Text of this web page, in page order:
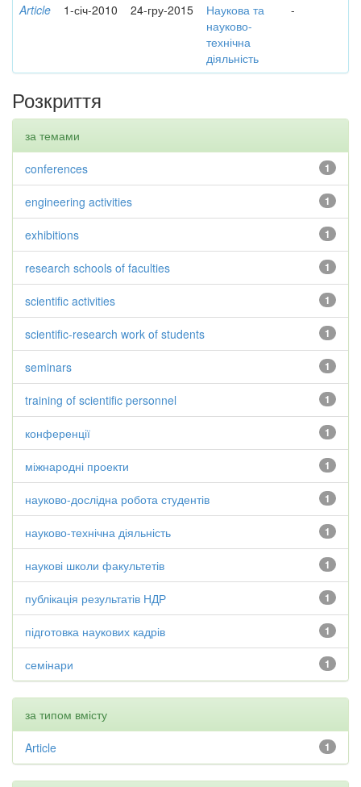
Article 1-січ-2010 24-гру-2015
Наукова та
науково-
технічна
діяльність
-
Розкриття
за темами
1
conferences
1
engineering activities
1
exhibitions
1
research schools of faculties
1
scientific activities
1
scientific-research work of students
1
seminars
1
training of scientific personnel
1
конференції
1
міжнародні проекти
1
науково-дослідна робота студентів
1
науково-технічна діяльність
1
наукові школи факультетів
1
публікація результатів НДР
1
підготовка наукових кадрів
1
семінари
за типом вмісту
1
Article